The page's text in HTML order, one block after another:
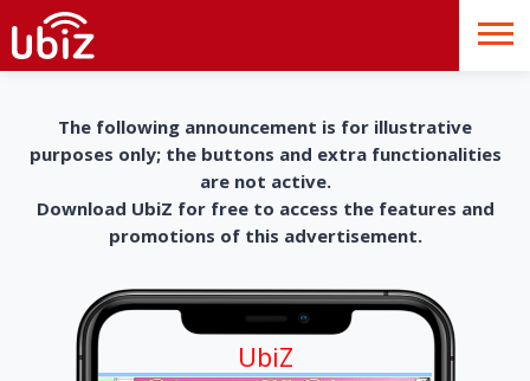
The following announcement is for illustrative
purposes only; the buttons and extra functionalities
are not active.
Download UbiZ for free to access the features and
promotions of this advertisement.
UbiZ